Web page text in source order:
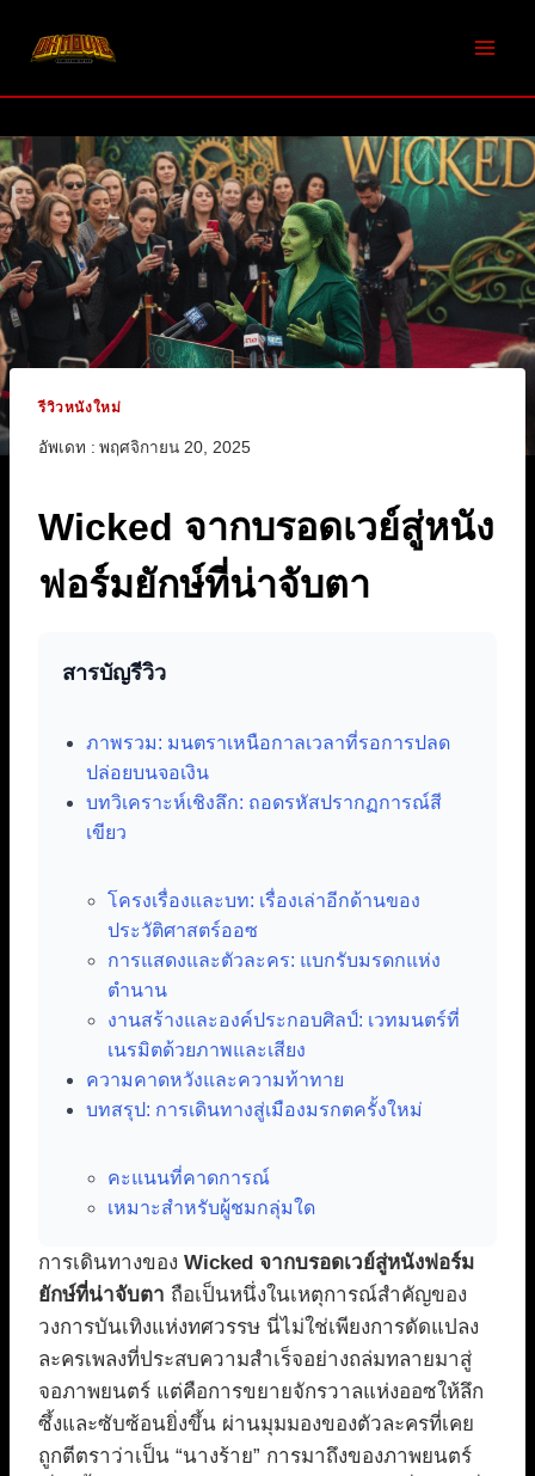
รีวิวหนังใหม่
อัพเดท : พฤศจิกายน 20, 2025
Wicked จากบรอดเวย์สู่หนัง
ฟอร์มยักษ์ที่น่าจับตา
สารบัญรีวิว
ภาพรวม: มนตราเหนือกาลเวลาที่รอการปลด
ปล่อยบนจอเงิน
บทวิเคราะห์เชิงลึก: ถอดรหัสปรากฏการณ์สี
เขียว
โครงเรื่องและบท: เรื่องเล่าอีกด้านของ
ประวัติศาสตร์ออซ
การแสดงและตัวละคร: แบกรับมรดกแห่ง
ตำนาน
งานสร้างและองค์ประกอบศิลป์: เวทมนตร์ที่
เนรมิตด้วยภาพและเสียง
ความคาดหวังและความท้าทาย
บทสรุป: การเดินทางสู่เมืองมรกตครั้งใหม่
คะแนนที่คาดการณ์
เหมาะสำหรับผู้ชมกลุ่มใด
การเดินทางของ Wicked จากบรอดเวย์สู่หนังฟอร์ม
ยักษ์ที่น่าจับตา ถือเป็นหนึ่งในเหตุการณ์สำคัญของ
วงการบันเทิงแห่งทศวรรษ นี่ไม่ใช่เพียงการดัดแปลง
ละครเพลงที่ประสบความสำเร็จอย่างถล่มทลายมาสู่
จอภาพยนตร์ แต่คือการขยายจักรวาลแห่งออซให้ลึก
ซึ้งและซับซ้อนยิ่งขึ้น ผ่านมุมมองของตัวละครที่เคย
ถูกตีตราว่าเป็น “นางร้าย” การมาถึงของภาพยนตร์